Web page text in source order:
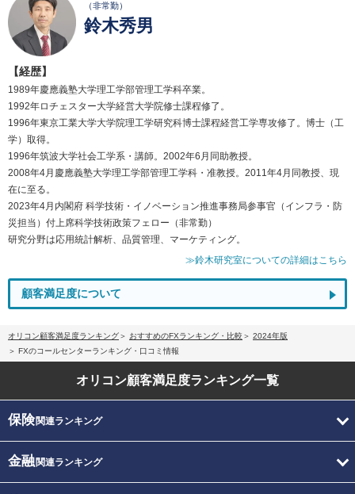
（非常勤）
鈴木秀男
【経歴】
1989年慶應義塾大学理工学部管理工学科卒業。
1992年ロチェスター大学経営大学院修士課程修了。
1996年東京工業大学大学院理工学研究科博士課程経営工学専攻修了。博士（工
学）取得。
1996年筑波大学社会工学系・講師。2002年6月同助教授。
2008年4月慶應義塾大学理工学部管理工学科・准教授。2011年4月同教授、現
在に至る。
2023年4月内閣府 科学技術・イノベーション推進事務局参事官（インフラ・防
災担当）付上席科学技術政策フェロー（非常勤）
研究分野は応用統計解析、品質管理、マーケティング。
≫鈴木研究室についての詳細はこちら
顧客満足度について
オリコン顧客満足度ランキング おすすめのFXランキング・比較
2024年版
FXのコールセンターランキング・口コミ情報
オリコン顧客満足度ランキング一覧
保険関連ランキング
金融関連ランキング